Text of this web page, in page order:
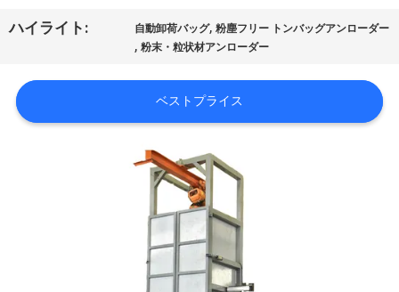
て
ハイライト: 自動卸荷バッグ,粉塵フリー トンバッグアンローダー
,粉末・粒状材アンローダー
ベストプライス